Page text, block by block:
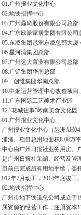
01.广州报业文化中心
02.地铁指挥中心
03.广州鼎尚股份有限公司总部
04.广东欧派家居集团有限公司
05.东凌集团琶洲东凌总部大
06.星河湾集团总部
07.广州远大置业有限公司总部
08.广铝集团华南总部
09．创维集团华南总部
10.中烟运营管理中心改造项目
11.广东国际工艺美术产业园
12.“花城往事”岭南美食文化园
01.广州报业文化中心
广州报业文化中心（琶洲
浦涌。项目总用地面积8.08万
中心由广州日报社业务用房、
是广州日报社采编、经营及管
目前已完成所有用地手续，委
012年7月动工，2014年底竣工
02.地铁指挥中心
广州市地下铁道总公司成立于
属资源的经营工作，注册资本